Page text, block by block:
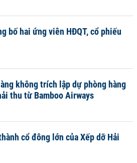
bố hai ứng viên HĐQT, cổ phiếu
không trích lập dự phòng hàng
thu từ Bamboo Airways
cổ đông lớn của Xếp dỡ Hải